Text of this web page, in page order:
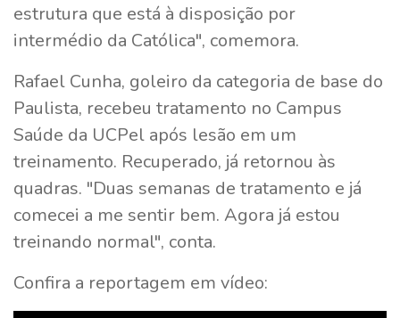
estrutura que está à disposição por
intermédio da Católica", comemora.
Rafael Cunha, goleiro da categoria de base do
Paulista, recebeu tratamento no Campus
Saúde da UCPel após lesão em um
treinamento. Recuperado, já retornou às
quadras. "Duas semanas de tratamento e já
comecei a me sentir bem. Agora já estou
treinando normal", conta.
Confira a reportagem em vídeo: